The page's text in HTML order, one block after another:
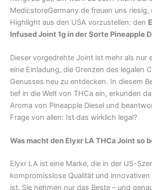
MedicstoreGermany.de freuen uns riesig,
Highlight aus den USA vorzustellen: den
Infused Joint 1g in der Sorte Pineapple
Dieser vorgedrehte Joint ist mehr als nur
eine Einladung, die Grenzen des legalen
Genusses neu zu entdecken. In diesem
tief in die Welt von THCa ein, erkunden
Aroma von Pineapple Diesel und
Frage von allen: Ist das wirklich legal?
Was macht den Elyxr LA THCa Joint so
Elyxr LA ist eine Marke, die in der US-
kompromisslose Qualität und
ist. Sie nehmen nur das Beste – und